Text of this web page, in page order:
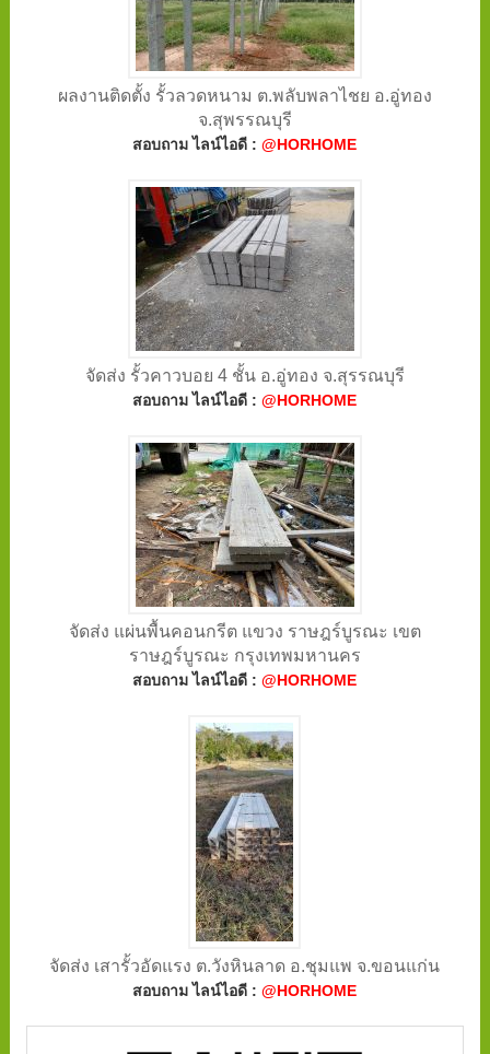
ผลงานติดตั้ง รั้วลวดหนาม ต.พลับพลาไชย อ.อู่ทอง
จ.สุพรรณบุรี
สอบถาม ไลน์ไอดี :@HORHOME
จัดส่ง รั้วคาวบอย 4 ชั้น อ.อู่ทอง จ.สุรรณบุรี
สอบถาม ไลน์ไอดี :@HORHOME
จัดส่ง แผ่นพื้นคอนกรีต แขวง ราษฎร์บูรณะ เขต
ราษฎร์บูรณะ กรุงเทพมหานคร
สอบถาม ไลน์ไอดี :@HORHOME
จัดส่ง เสารั้วอัดแรง ต.วังหินลาด อ.ชุมแพ จ.ขอนแก่น
สอบถาม ไลน์ไอดี :@HORHOME